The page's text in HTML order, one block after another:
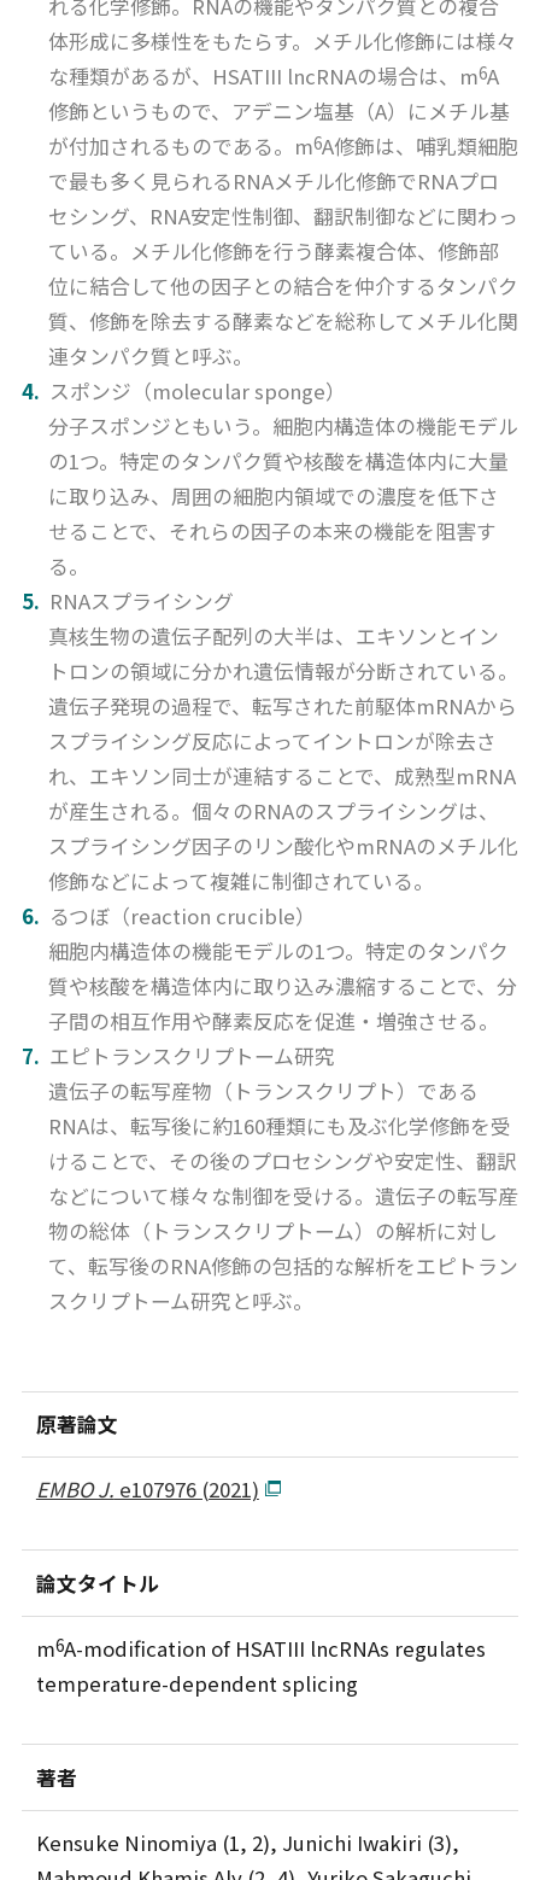
れる化学修飾。RNAの機能やタンパク質との複合
体形成に多様性をもたらす。メチル化修飾には様々
な種類があるが、HSATIII lncRNAの場合は、m6A
修飾というもので、アデニン塩基（A）にメチル基
が付加されるものである。m6A修飾は、哺乳類細胞
で最も多く見られるRNAメチル化修飾でRNAプロ
セシング、RNA安定性制御、翻訳制御などに関わっ
ている。メチル化修飾を行う酵素複合体、修飾部
位に結合して他の因子との結合を仲介するタンパク
質、修飾を除去する酵素などを総称してメチル化関
連タンパク質と呼ぶ。
スポンジ（molecular sponge）
分子スポンジともいう。細胞内構造体の機能モデル
の1つ。特定のタンパク質や核酸を構造体内に大量
に取り込み、周囲の細胞内領域での濃度を低下さ
せることで、それらの因子の本来の機能を阻害す
る。
RNAスプライシング
真核生物の遺伝子配列の大半は、エキソンとイン
トロンの領域に分かれ遺伝情報が分断されている。
遺伝子発現の過程で、転写された前駆体mRNAから
スプライシング反応によってイントロンが除去さ
れ、エキソン同士が連結することで、成熟型mRNA
が産生される。個々のRNAのスプライシングは、
スプライシング因子のリン酸化やmRNAのメチル化
修飾などによって複雑に制御されている。
るつぼ（reaction crucible）
細胞内構造体の機能モデルの1つ。特定のタンパク
質や核酸を構造体内に取り込み濃縮することで、分
子間の相互作用や酵素反応を促進・増強させる。
エピトランスクリプトーム研究
遺伝子の転写産物（トランスクリプト）である
RNAは、転写後に約160種類にも及ぶ化学修飾を受
けることで、その後のプロセシングや安定性、翻訳
などについて様々な制御を受ける。遺伝子の転写産
物の総体（トランスクリプトーム）の解析に対し
て、転写後のRNA修飾の包括的な解析をエピトラン
スクリプトーム研究と呼ぶ。
原著論文
EMBO J. e107976 (2021)
論文タイトル
m6A-modification of HSATIII lncRNAs regulates
temperature-dependent splicing
著者
Kensuke Ninomiya (1, 2), Junichi Iwakiri (3),